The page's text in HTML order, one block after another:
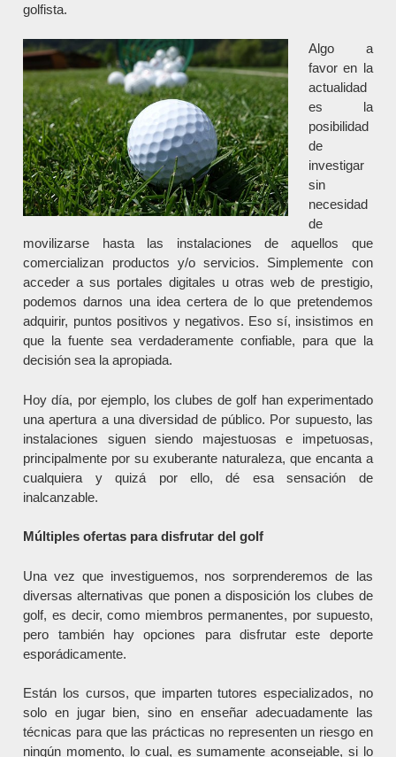
golfista.
Algo a
favor en la
actualidad
es la
posibilidad
de
investigar
sin
necesidad
de
movilizarse hasta las instalaciones de aquellos que
comercializan productos y/o servicios. Simplemente con
acceder a sus portales digitales u otras web de prestigio,
podemos darnos una idea certera de lo que pretendemos
adquirir, puntos positivos y negativos. Eso sí, insistimos en
que la fuente sea verdaderamente confiable, para que la
decisión sea la apropiada.
Hoy día, por ejemplo, los clubes de golf han experimentado
una apertura a una diversidad de público. Por supuesto, las
instalaciones siguen siendo majestuosas e impetuosas,
principalmente por su exuberante naturaleza, que encanta a
cualquiera y quizá por ello, dé esa sensación de
inalcanzable.
Múltiples ofertas para disfrutar del golf
Una vez que investiguemos, nos sorprenderemos de las
diversas alternativas que ponen a disposición los clubes de
golf, es decir, como miembros permanentes, por supuesto,
pero también hay opciones para disfrutar este deporte
esporádicamente.
Están los cursos, que imparten tutores especializados, no
solo en jugar bien, sino en enseñar adecuadamente las
técnicas para que las prácticas no representen un riesgo en
ningún momento, lo cual, es sumamente aconsejable, si lo